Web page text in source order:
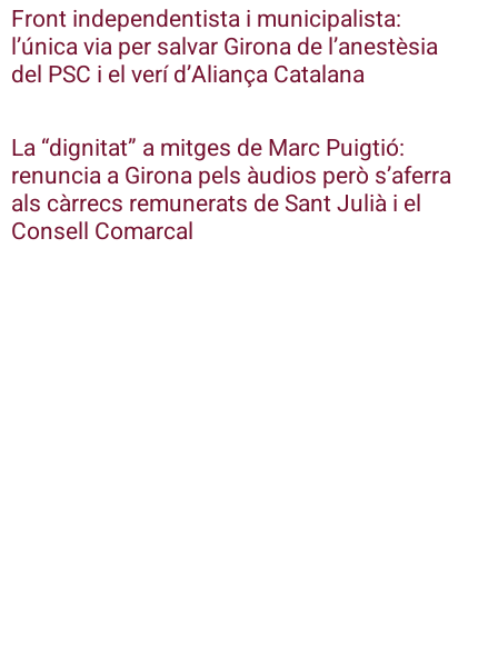
Front independentista i municipalista:
l’única via per salvar Girona de l’anestèsia
del PSC i el verí d’Aliança Catalana
La “dignitat” a mitges de Marc Puigtió:
renuncia a Girona pels àudios però s’aferra
als càrrecs remunerats de Sant Julià i el
Consell Comarcal